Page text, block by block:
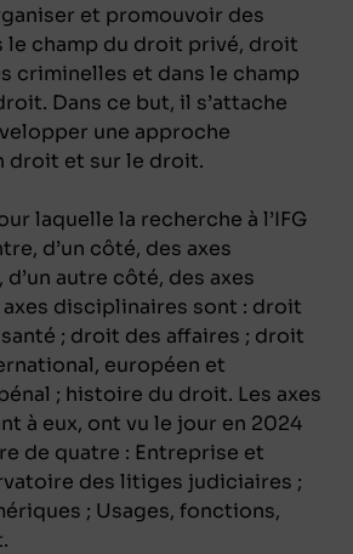
et promouvoir des
le champ du droit privé, droit
criminelles et dans le champ
Dans ce but, il s’attache
une approche
droit et sur le droit.
laquelle la recherche à l’IFG
d’un côté, des axes
autre côté, des axes
axes disciplinaires sont : droit
; droit des affaires ; droit
européen et
; histoire du droit. Les axes
à eux, ont vu le jour en 2024
de quatre : Entreprise et
des litiges judiciaires ;
; Usages, fonctions,